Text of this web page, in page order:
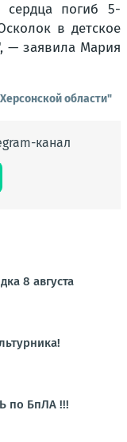
сердца погиб 5-
в детское
, — заявила Мария
области"
канал
8 августа
по БпЛА !!!